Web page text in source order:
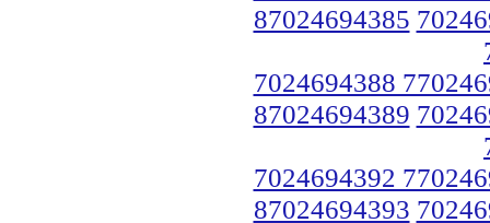
87024694385
7024694388
87024694389
7024694392
87024694393